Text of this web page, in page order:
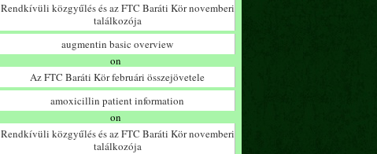
Rendkívüli közgyűlés és az FTC Baráti Kör novemberi
találkozója
augmentin basic overview
on
Az FTC Baráti Kör februári összejövetele
amoxicillin patient information
on
Rendkívüli közgyűlés és az FTC Baráti Kör novemberi
találkozója